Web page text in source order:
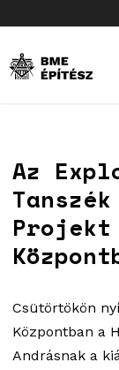
Az
Projekt
Csütörtökön
Központban a
Andrásnak a